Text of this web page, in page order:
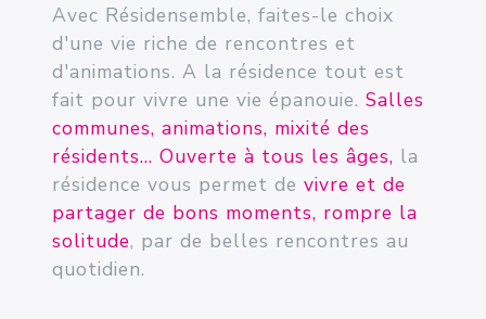
Avec Résidensemble, faites-le choix
d'une vie riche de rencontres et
d'animations. A la résidence tout est
fait pour vivre une vie épanouie. Salles
communes, animations, mixité des
résidents... Ouverte à tous les âges, la
résidence vous permet de vivre et de
partager de bons moments, rompre la
solitude, par de belles rencontres au
quotidien.